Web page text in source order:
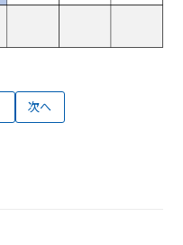
次へ